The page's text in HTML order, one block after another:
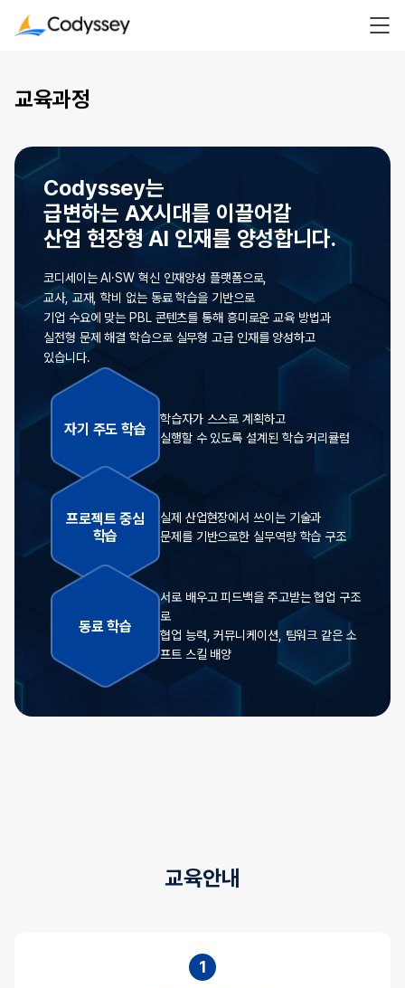
교육과정
Codyssey는
급변하는 AX시대를 이끌어갈
산업 현장형 AI 인재를 양성합니다.
코디세이는 AI·SW 혁신 인재양성 플랫폼으로,
교사, 교재, 학비 없는 동료 학습을 기반으로
기업 수요에 맞는 PBL 콘텐츠를 통해 흥미로운 교육 방법과
실전형 문제 해결 학습으로 실무형 고급 인재를 양성하고
있습니다.
자기 주도 학습
학습자가 스스로 계획하고
실행할 수 있도록 설계된 학습 커리큘럼
프로젝트 중심
학습
실제 산업현장에서 쓰이는 기술과
문제를 기반으로한 실무역량 학습 구조
동료 학습
서로 배우고 피드백을 주고받는 협업 구조
로
협업 능력, 커뮤니케이션, 팀워크 같은 소
프트 스킬 배양
교육안내
1